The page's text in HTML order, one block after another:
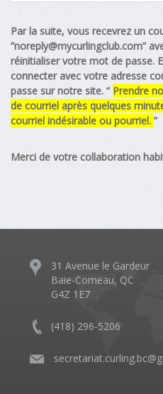
Par la suite, vous recevrez un
”noreply@mycurlingclub.com”
réinitialiser votre mot de passe.
connecter avec votre adresse
passe sur notre site. “ Prendre
de courriel après quelques
courriel indésirable ou pourriel. ”
Merci de votre collaboration
31 Avenue le Gardeur
Baie-Comeau, QC
G4Z 1E7
(418) 296-5206